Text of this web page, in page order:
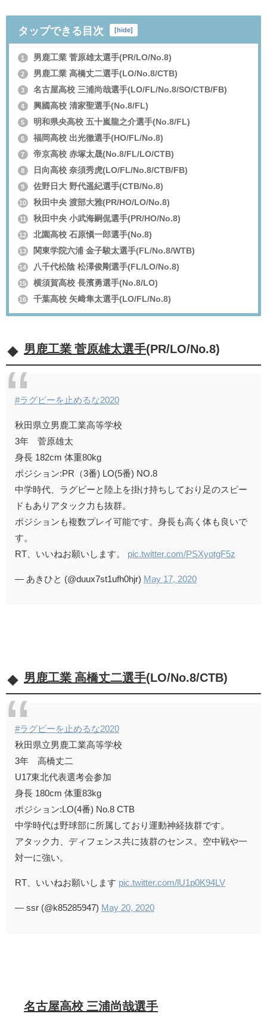
タップできる目次 [hide]
1 男鹿工業 菅原雄太選手(PR/LO/No.8)
2 男鹿工業 高橋丈二選手(LO/No.8/CTB)
3 名古屋高校 三浦尚哉選手(LO/FL/No.8/SO/CTB/FB)
4 興國高校 清家聖選手(No.8/FL)
5 明和県央高校 五十嵐龍之介選手(No.8/FL)
6 福岡高校 出光徹選手(HO/FL/No.8)
7 帝京高校 赤塚太晟(No.8/FL/LO/CTB)
8 日向高校 奈須秀虎(LO/FL/No.8/CTB/FB)
9 佐野日大 野代遥紀選手(CTB/No.8)
10 秋田中央 渡部大雅(PR/HO/LO/No.8)
11 秋田中央 小武海嗣侃選手(PR/HO/No.8)
12 北園高校 石原愼一郎選手(No.8)
13 関東学院六浦 金子駿太選手(FL/No.8/WTB)
14 八千代松陰 松澤俊剛選手(FL/LO/No.8)
15 横須賀高校 長濱勇選手(No.8/LO)
16 千葉高校 矢﨑隼太選手(LO/FL/No.8)
男鹿工業 菅原雄太選手(PR/LO/No.8)
#ラグビーを止めるな2020
秋田県立男鹿工業高等学校
3年 菅原雄太
身長 182cm 体重80kg
ポジション:PR（3番) LO(5番) NO.8
中学時代、ラグビーと陸上を掛け持ちしており足のスピー
ドもありアタック力も抜群。
ポジションも複数プレイ可能です。身長も高く体も良いで
す。
RT、いいねお願いします。 pic.twitter.com/PSXyotgF5z
— あきひと (@duux7st1ufh0hjr) May 17, 2020
男鹿工業 高橋丈二選手(LO/No.8/CTB)
#ラグビーを止めるな2020
秋田県立男鹿工業高等学校
3年 高橋丈二
U17東北代表選考会参加
身長 180cm 体重83kg
ポジション:LO(4番) No.8 CTB
中学時代は野球部に所属しており運動神経抜群です。
アタック力、ディフェンス共に抜群のセンス。空中戦や一
対一に強い。
RT、いいねお願いします pic.twitter.com/lU1p0K94LV
— ssr (@k85285947) May 20, 2020
名古屋高校 三浦尚哉選手